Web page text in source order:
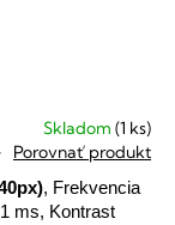
Skladom (1 ks)
Porovnať produkt
, Frekvencia
ms, Kontrast